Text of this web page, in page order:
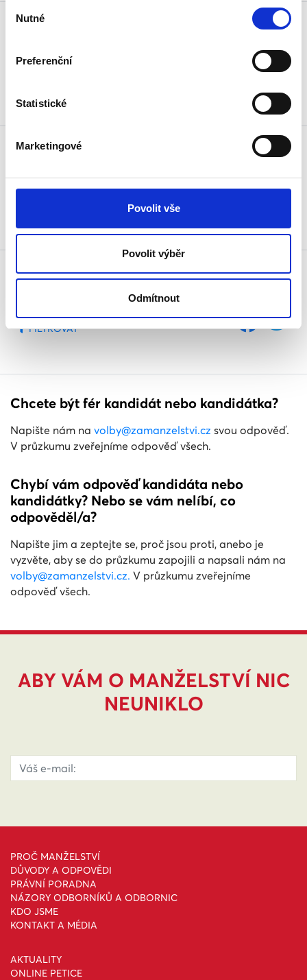
Výběr
souhlasu
Nutné
Preferenční
Statistické
Marketingové
Povolit vše
Povolit výběr
Odmítnout
FILTROVAT Sdílet volbu
Chcete být fér kandidát nebo kandidátka?
Napište nám na volby@zamanzelstvi.cz svou odpověď.
V průzkumu zveřejníme odpověď všech.
Chybí vám odpověď kandidáta nebo
kandidátky? Nebo se vám nelíbí, co
odpověděl/a?
Napište jim a zeptejte se, proč jsou proti, anebo je
vyzvěte, aby se do průzkumu zapojili a napsali nám na
volby@zamanzelstvi.cz. V průzkumu zveřejníme
odpověď všech.
ABY VÁM O MANŽELSTVÍ NIC
NEUNIKLO
PROČ MANŽELSTVÍ
DŮVODY A ODPOVĚDI
PRÁVNÍ PORADNA
NÁZORY ODBORNÍKŮ A ODBORNIC
KDO JSME
KONTAKT A MÉDIA
AKTUALITY
ONLINE PETICE